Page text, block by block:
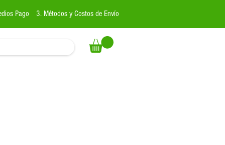
Pago 3. Métodos y Costos de Envío